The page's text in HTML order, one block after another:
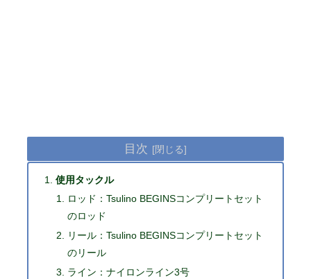
目次
使用タックル
ロッド：Tsulino BEGINSコンプリートセット
のロッド
リール：Tsulino BEGINSコンプリートセット
のリール
ライン：ナイロンライン3号